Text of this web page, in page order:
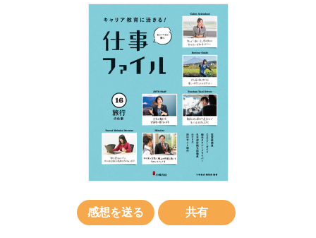
感想を送る 共有